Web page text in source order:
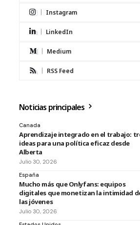
Instagram
LinkedIn
Medium
RSS Feed
Noticias principales
Canada
Aprendizaje integrado en el trabajo:
ideas para una política eficaz desde
Alberta
Julio 30, 2026
España
Mucho más que Onlyfans: equipos
digitales que monetizan la intimidad
las jóvenes
Julio 30, 2026